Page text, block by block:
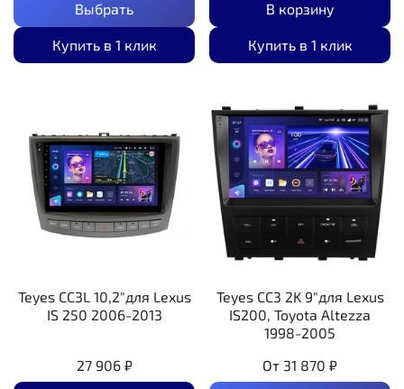
Выбрать
Купить в 1 клик
В корзину
Купить в 1 клик
Teyes CC3L 10,2"для Lexus
IS 250 2006-2013
27 906 ₽
Teyes CC3 2K 9"для Lexus
IS200, Toyota Altezza
1998-2005
От 31 870 ₽